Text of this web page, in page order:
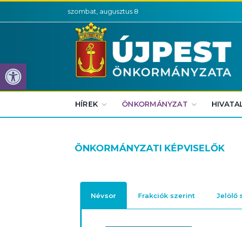
Eszköztár megnyitása
szombat, augusztus 8
HÍREK ÖNKORMÁNYZAT
ÖNKORMÁNYZATI KÉPVISELŐK
Névsor Frakciók szerint Jelölő